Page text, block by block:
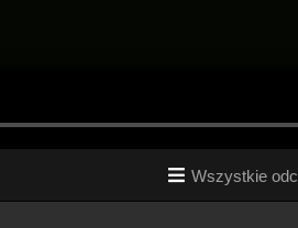
Wszystkie